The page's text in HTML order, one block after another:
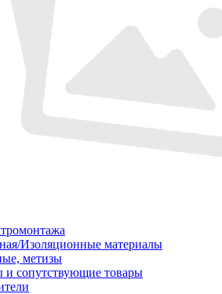
Изоляционные материалы
метизы
сопутствующие товары